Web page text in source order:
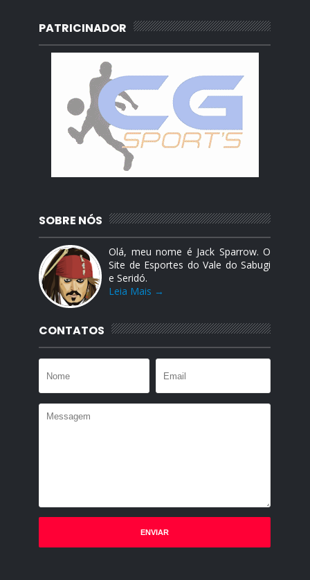
PATRICINADOR
SOBRE NÓS
Olá, meu nome é Jack Sparrow. O
Site de Esportes do Vale do Sabugi
e Seridó.
Leia Mais →
CONTATOS